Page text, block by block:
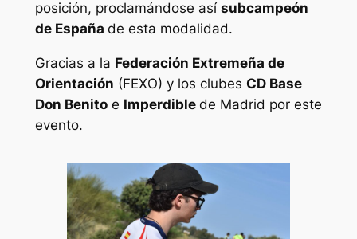
posición, proclamándose así subcampeón
de España de esta modalidad.
Gracias a la Federación Extremeña de
Orientación (FEXO) y los clubes CD Base
Don Benitoe Imperdible de Madrid por este
evento.